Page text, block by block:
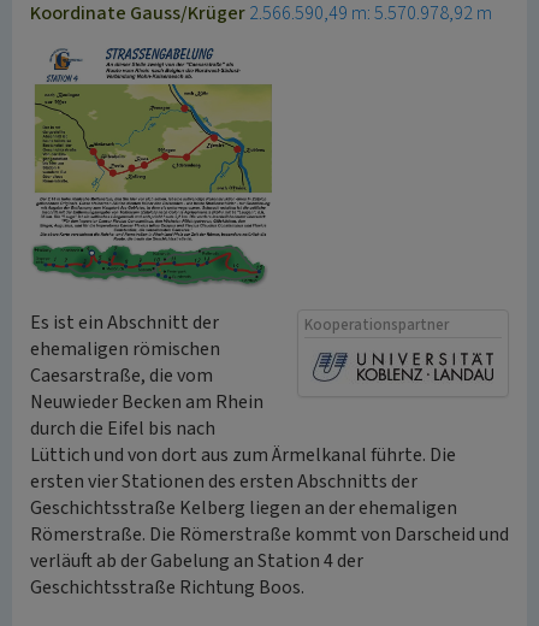
Koordinate Gauss/Krüger2.566.590,49 m: 5.570.978,92 m
Kooperationspartner
Es ist ein Abschnitt der
ehemaligen römischen
Caesarstraße, die vom
Neuwieder Becken am Rhein
durch die Eifel bis nach
Lüttich und von dort aus zum Ärmelkanal führte. Die
ersten vier Stationen des ersten Abschnitts der
Geschichtsstraße Kelberg liegen an der ehemaligen
Römerstraße. Die Römerstraße kommt von Darscheid und
verläuft ab der Gabelung an Station 4 der
Geschichtsstraße Richtung Boos.